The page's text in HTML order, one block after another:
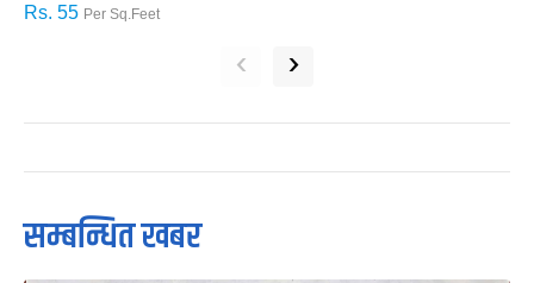
Rs. 55 Per Sq.Feet
‹ ›
सम्बन्धित खबर